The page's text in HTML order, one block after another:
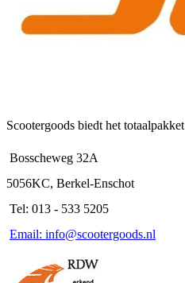
Scootergoods biedt het totaalpakket
Bosscheweg 32A
5056KC, Berkel-Enschot
Tel: 013 - 533 5205
Email: info@scootergoods.nl